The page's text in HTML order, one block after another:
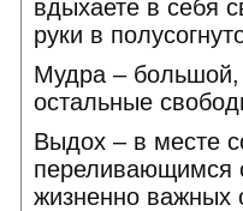
вдыхаете в себя
руки в
Мудра – большой,
остальные
Выдох – в месте
переливающимся
жизненно важных